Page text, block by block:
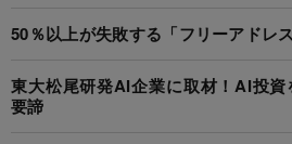
50％以上が失敗する「フリーアドレ
東大松尾研発AI企業に取材！AI投
要諦